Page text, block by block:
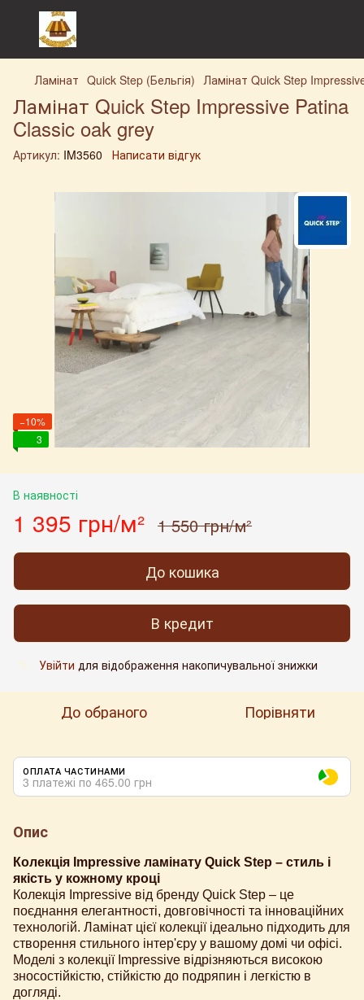
Ламінат Quick Step (Бельгія) Ламінат Quick Step
Ламінат Quick Step Impressive Patina
Classic oak grey
Артикул: IM3560 Написати відгук
−10%
3
В наявності
1 395 грн/м² 1 550 грн/м²
До кошика
В кредит
% Увійти для відображення накопичувальної знижки
До обраного Порівняти
ОПЛАТА ЧАСТИНАМИ
3 платежі по 465.00 грн
Опис
Колекція Impressive ламінату Quick Step – стиль і
якість у кожному кроці
Колекція Impressive від бренду Quick Step – це
поєднання елегантності, довговічності та інноваційних
технологій. Ламінат цієї колекції ідеально підходить для
створення стильного інтер'єру у вашому домі чи офісі.
Моделі з колекції Impressive відрізняються високою
зносостійкістю, стійкістю до подряпин і легкістю в
догляді.